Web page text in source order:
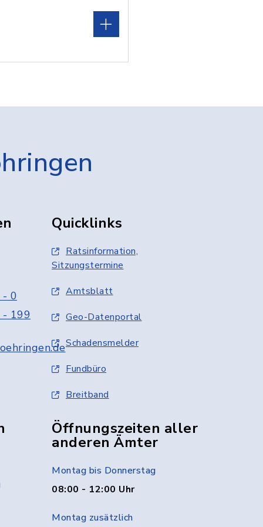
0
199
Quicklinks
Ratsinformation,
Sitzungstermine
Amtsblatt
Geo-Datenportal
Schadensmelder
Fundbüro
Breitband
Öffnungszeiten aller
anderen Ämter
Montag bis Donnerstag
08:00 - 12:00 Uhr
Montag zusätzlich